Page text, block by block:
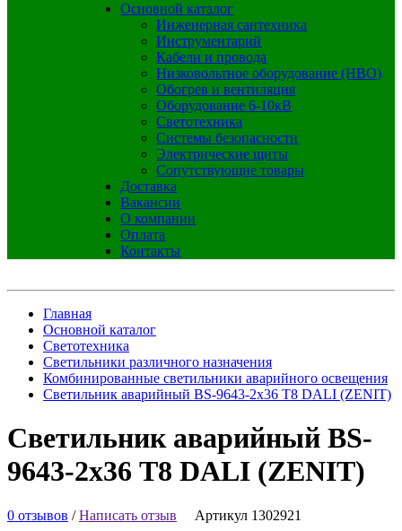
Основной каталог
Инженерная сантехника
Инструментарий
Кабели и провода
Низковольтное оборудование (НВО)
Обогрев и вентиляция
Оборудование 6-10кВ
Светотехника
Системы безопасности
Электрические щиты
Сопутствующие товары
Доставка
Вакансии
О компании
Оплата
Контакты
Главная
Основной каталог
Светотехника
Светильники различного назначения
Комбинированные светильники аварийного освещения
Светильник аварийный BS-9643-2х36 Т8 DALI (ZENIT)
Светильник аварийный BS-
9643-2х36 Т8 DALI (ZENIT)
0 отзывов /Написать отзыв Артикул 1302921